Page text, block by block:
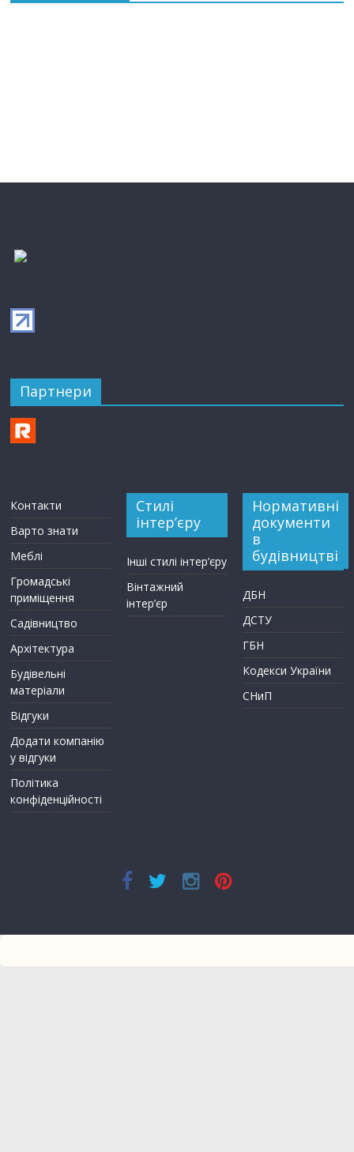
Партнери
Контакти
Варто знати
Меблі
Громадські
приміщення
Садівництво
Архітектура
Будівельні
матеріали
Відгуки
Додати компанію
у відгуки
Політика
конфіденційності
Стилі
інтер’єру
Інші стилі інтер’єру
Вінтажний
інтер’єр
Нормативні
документи
в
будівництві
ДБН
ДСТУ
ГБН
Кодекси України
СНиП